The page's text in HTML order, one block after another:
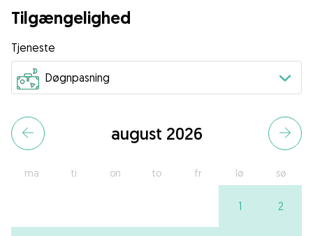
Tilgængelighed
Tjeneste
august 2026
ma ti on to fr lø sø
1 2